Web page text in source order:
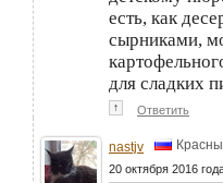
есть, как
сырниками,
для сладких
↑ Ответить
nastjv
20 октября 2016